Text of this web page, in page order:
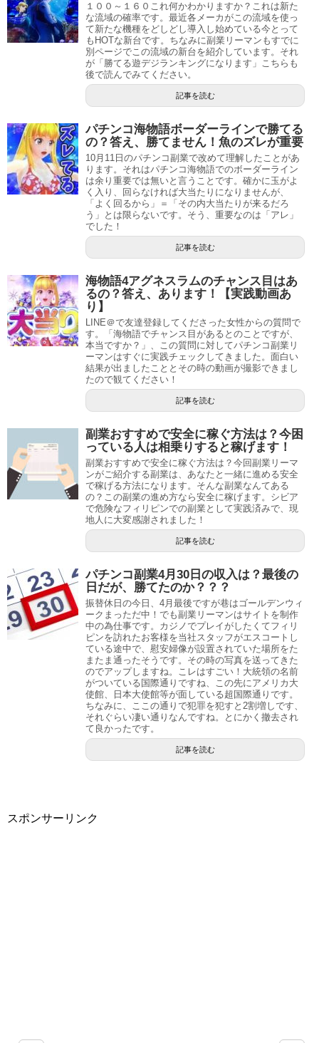
１００～１６０これ何かわかりますか？これは新た
な流域の確率です。最近各メーカがこの流域を使っ
て新たな機種をどしどし導入し始めている今とって
もHOTな新台です。ちなみに副業リーマンもすでに
別ページでこの流域の新台を紹介しています。それ
が「勝てる遊デジランキングになります」こちらも
後で読んでみてください。
記事を読む
パチンコ海物語ボーダーラインで勝てる
の？答え、勝てません！魚のズレが重要
10月11日のパチンコ副業で改めて理解したことがあ
ります。それはパチンコ海物語でのボーダーライン
は余り重要では無いと言うことです。確かに玉がよ
く入り、回らなければ大当たりになりませんが、
「よく回るから」＝「その内大当たりが来るだろ
う」とは限らないです。そう、重要なのは「アレ」
でした！
記事を読む
海物語4アグネスラムのチャンス目はあ
るの？答え、あります！【実践動画あ
り】
LINE＠で友達登録してくださった女性からの質問で
す。「海物語でチャンス目があるとのことですが、
本当ですか？」、この質問に対してパチンコ副業リ
ーマンはすぐに実践チェックしてきました。面白い
結果が出ましたこととその時の動画が撮影できまし
たので観てください！
記事を読む
副業おすすめで安全に稼ぐ方法は？今困
っている人は相乗りすると稼げます！
副業おすすめで安全に稼ぐ方法は？今回副業リーマ
ンがご紹介する副業は、あなたと一緒に進める安全
で稼げる方法になります。そんな副業なんてある
の？この副業の進め方なら安全に稼げます。シビア
で危険なフィリピンでの副業として実践済みで、現
地人に大変感謝されました！
記事を読む
パチンコ副業4月30日の収入は？最後の
日だが、勝てたのか？？？
振替休日の今日、4月最後ですが巷はゴールデンウィ
ークまっただ中！でも副業リーマンはサイトを制作
中の為仕事です。カジノでプレイがしたくてフィリ
ピンを訪れたお客様を当社スタッフがエスコートし
ている途中で、慰安婦像が設置されていた場所をた
またま通ったそうです。その時の写真を送ってきた
のでアップしますね。こレはすごい！大統領の名前
がついている国際通りですね、この先にアメリカ大
使館、日本大使館等が面している超国際通りです。
ちなみに、ここの通りで犯罪を犯すと2割増しです、
それぐらい凄い通りなんですね。とにかく撤去され
て良かったです。
記事を読む
スポンサーリンク